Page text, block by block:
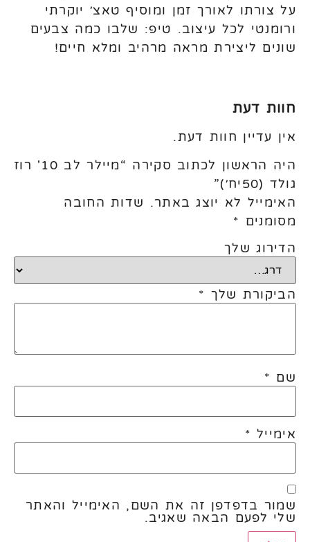
על צורתו לאורך זמן ומוסיף טאצ׳ יוקרתי
ורומנטי לכל עיצוב. טיפ: שלבו כמה צבעים
שונים ליצירת מראה מרהיב ומלא חיים!
חוות דעת
אין עדיין חוות דעת.
היה הראשון לכתוב סקירה “מיילר לב 10' רוז
גולד (50יח׳)”
האימייל לא יוצג באתר. שדות החובה
מסומנים *
הדירוג שלך
הביקורת שלך *
שם *
אימייל *
שמור בדפדפן זה את השם, האימייל והאתר
שלי לפעם הבאה שאגיב.